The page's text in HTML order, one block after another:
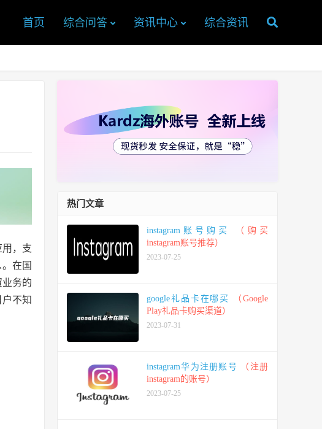
首页 综合问答 资讯中心 综合资讯
，支
在国
务的
不知
热门文章
instagram账号购买
（购买
instagram账号推荐）
2023-07-25
google礼品卡在哪买
（Google
Play礼品卡购买渠道）
2023-07-31
instagram华为注册账号
（注册
instagram的账号）
2023-07-25